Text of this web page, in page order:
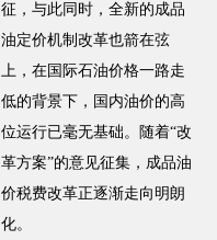
征，与此同时，全新的成品
油定价机制改革也箭在弦
上，在国际石油价格一路走
低的背景下，国内油价的高
位运行已毫无基础。随着“改
革方案”的意见征集，成品油
价税费改革正逐渐走向明朗
化。